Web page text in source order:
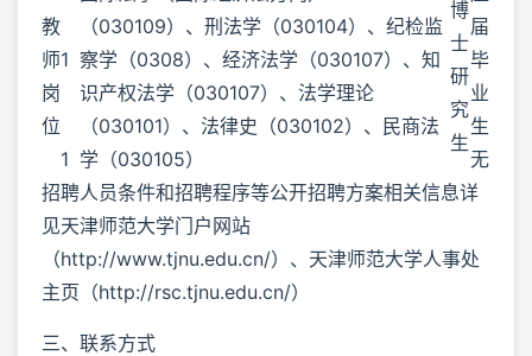
教
师
岗
位
1
（030109）、刑法学（030104）、纪检监
察学（0308）、经济法学（030107）、知
识产权法学（030107）、法学理论
（030101）、法律史（030102）、民商法
学（030105）
博
士
研
究
生
届
毕
业
生
1
无
招聘人员条件和招聘程序等公开招聘方案相关信息详
见天津师范大学门户网站
（http://www.tjnu.edu.cn/）、天津师范大学人事处
主页（http://rsc.tjnu.edu.cn/）
三、联系方式